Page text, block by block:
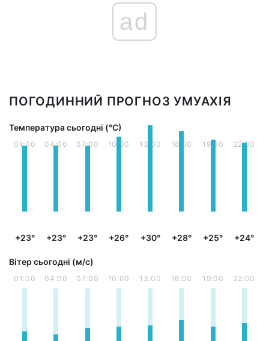
ad
ПОГОДИННИЙ ПРОГНОЗ УМУАХІЯ
Температура сьогодні (°С)
01:00
+23°
04:00
+23°
07:00
+23°
10:00
+26°
13:00
+30°
16:00
+28°
19:00
+25°
22:00
+24°
Вітер сьогодні (м/с)
01:00 04:00 07:00 10:00 13:00 16:00 19:00 22:00